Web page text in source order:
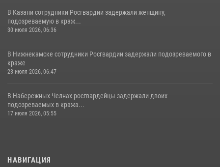
В Казани сотрудники Росгвардии задержали женщину,
подозреваемую в краж...
30 июля 2026, 06:36
В Нижнекамске сотрудники Росгвардии задержали подозреваемого в
краже
23 июля 2026, 06:47
В Набережных Челнах росгвардейцы задержали двоих
подозреваемых в кража...
17 июля 2026, 05:55
НАВИГАЦИЯ